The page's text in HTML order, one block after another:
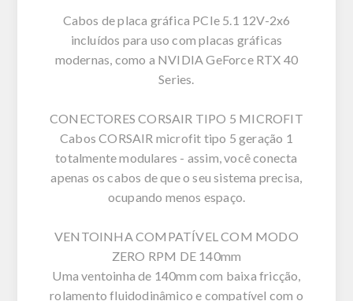
Cabos de placa gráfica PCIe 5.1 12V-2x6
incluídos para uso com placas gráficas
modernas, como a NVIDIA GeForce RTX 40
Series.
CONECTORES CORSAIR TIPO 5 MICROFIT
Cabos CORSAIR microfit tipo 5 geração 1
totalmente modulares - assim, você conecta
apenas os cabos de que o seu sistema precisa,
ocupando menos espaço.
VENTOINHA COMPATÍVEL COM MODO
ZERO RPM DE 140mm
Uma ventoinha de 140mm com baixa fricção,
rolamento fluidodinâmico e compatível com o